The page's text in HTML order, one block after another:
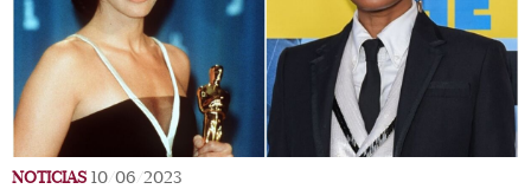
NOTICIAS 10/06/2023